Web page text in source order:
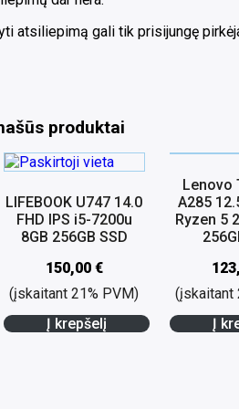
atsiliepimą gali tik prisijungę
produktai
LIFEBOOK U747 14.0
FHD IPS i5-7200u
8GB 256GB SSD
150,00 €
(įskaitant 21% PVM)
Į krepšelį
Lenovo
A285
Ryzen 5
(įskaitant
Į